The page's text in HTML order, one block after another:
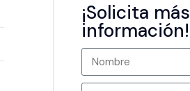
¡Solicita más
información!